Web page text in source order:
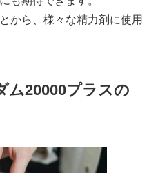
から、様々な精力剤に使用
ム20000プラスの